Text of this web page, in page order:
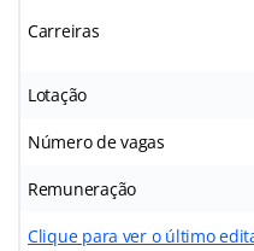
Carreiras
Lotação
Número de vagas
Remuneração
Clique para ver o último